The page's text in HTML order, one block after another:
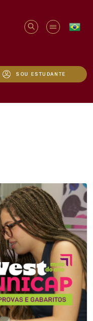
SOU ESTUDANTE